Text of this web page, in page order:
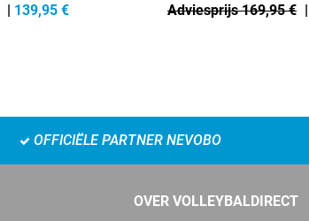
| 139,95 € Adviesprijs 169,95 € |
OFFICIËLE PARTNER NEVOBO
OVER VOLLEYBALDIRECT